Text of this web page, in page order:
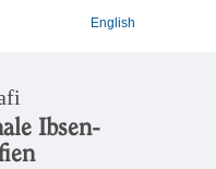
English
Ibsen-